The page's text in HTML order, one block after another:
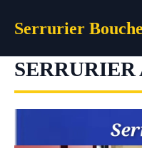
Serrurier
SERRURIER